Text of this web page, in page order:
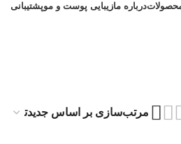
درباره مازیبایی پوست و موپشتیبانی